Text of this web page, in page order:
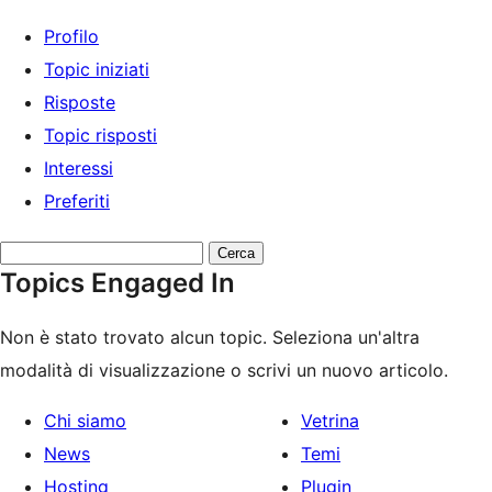
Profilo
Topic iniziati
Risposte
Topic risposti
Interessi
Preferiti
topic:
Topics Engaged In
Non è stato trovato alcun topic. Seleziona un'altra
modalità di visualizzazione o scrivi un nuovo articolo.
Chi siamo
News
Hosting
Vetrina
Temi
Plugin